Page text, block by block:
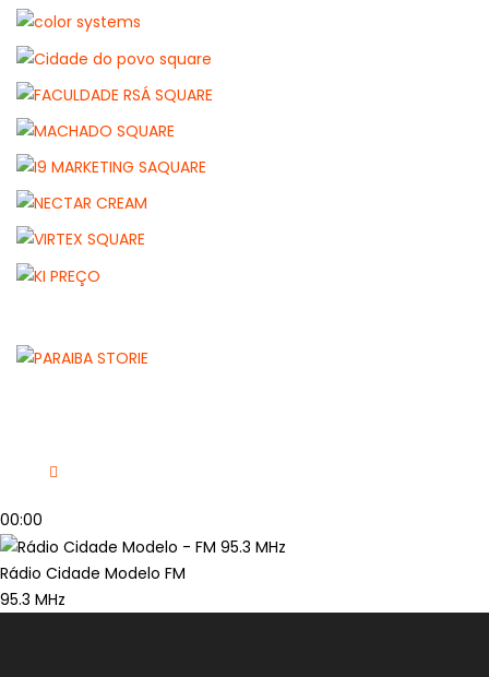
00:00
Rádio Cidade Modelo FM
95.3 MHz